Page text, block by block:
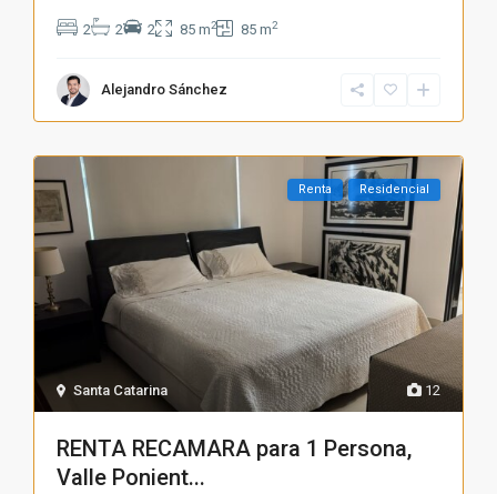
2 2 2 85 m2 85 m2
Alejandro Sánchez
12
Santa Catarina
Renta Residencial
RENTA RECAMARA para 1 Persona,
Valle Ponient...